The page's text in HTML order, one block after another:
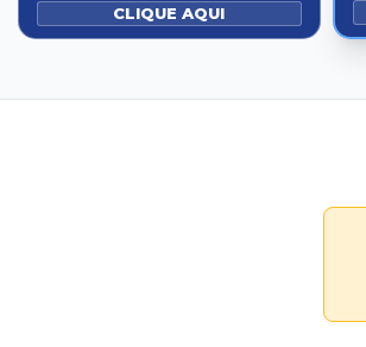
CLIQUE AQUI